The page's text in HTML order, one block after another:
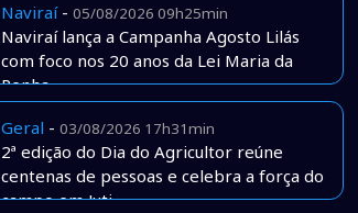
Naviraí- 05/08/2026 09h25min
Naviraí lança a Campanha Agosto Lilás
com foco nos 20 anos da Lei Maria da
Penha
Geral - 03/08/2026 17h31min
2ª edição do Dia do Agricultor reúne
centenas de pessoas e celebra a força do
campo em Juti